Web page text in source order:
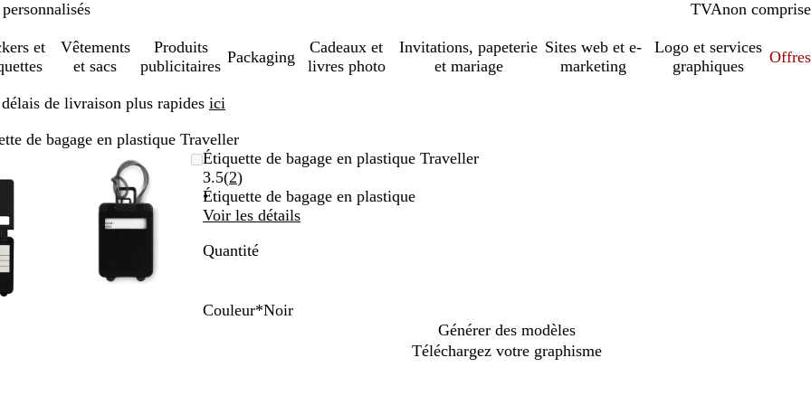
TVAcomprise
non comprise
et
Vêtements
et sacs
Produits
publicitaires
Packaging
Cadeaux et
livres photo
Invitations, papeterie
et mariage
Sites web et e-
marketing
Logo et services
graphiques
Offres
de livraison plus rapides ici
de bagage en plastique Traveller
Image
zoomable
Zoom
au
minimum
Cliquez
pour
développer
Utilisez
les
touches
plus
et
pour
Étiquette de bagage en plastique Traveller
3.5(2Lire
les
2
)
Étiquette de bagage en plastique
Voir les détails
Quantité
Couleur*Noir
Générer des modèles
Téléchargez votre graphisme